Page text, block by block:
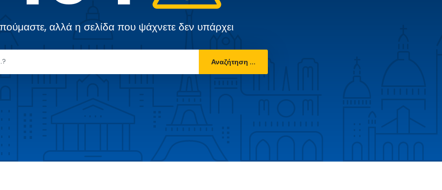
αλλά η σελίδα που ψάχνετε δεν υπάρχει